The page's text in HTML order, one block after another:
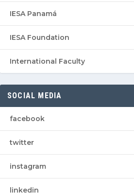
IESA Panamá
IESA Foundation
International Faculty
SOCIAL MEDIA
facebook
twitter
instagram
linkedin